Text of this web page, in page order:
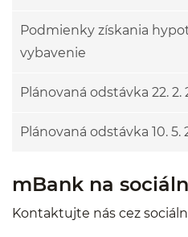
Podmienky získania
vybavenie
Plánovaná odstávka 22. 2.
Plánovaná odstávka 10. 5.
mBank na
Kontaktujte nás cez